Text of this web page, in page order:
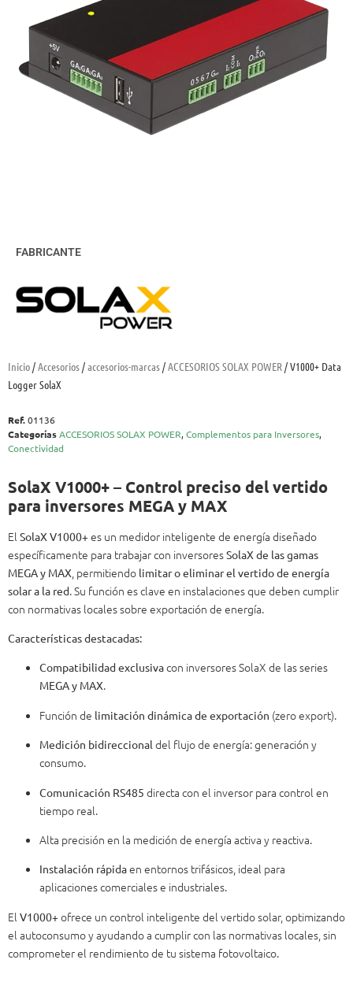
Inicio/Accesorios/accesorios-marcas/ACCESORIOS SOLAX POWER/ V1000+ Data
Logger SolaX
Ref.01136
CategoríasACCESORIOS SOLAX POWER,Complementos para Inversores,
Conectividad
SolaX V1000+ – Control preciso del vertido
para inversores MEGA y MAX
El SolaX V1000+es un medidor inteligente de energía diseñado
específicamente para trabajar con inversoresSolaX de las gamas
MEGA y MAX , permitiendo limitar o eliminar el vertido de energía
solar a la red. Su función es clave en instalaciones que deben cumplir
con normativas locales sobre exportación de energía.
Características destacadas:
Compatibilidad exclusivacon inversores SolaX de las series
MEGA y MAX.
Función de limitación dinámica de exportación (zero export).
Medición bidireccional del flujo de energía: generación y
consumo.
Comunicación RS485 directa con el inversor para control en
tiempo real.
Alta precisión en la medición de energía activa y reactiva.
Instalación rápidaen entornos trifásicos, ideal para
aplicaciones comerciales e industriales.
El V1000+ofrece un control inteligente del vertido solar, optimizando
el autoconsumo y ayudando a cumplir con las normativas locales, sin
comprometer el rendimiento de tu sistema fotovoltaico.
FABRICANTE